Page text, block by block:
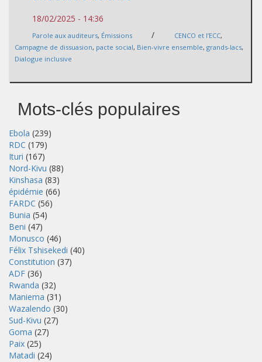
18/02/2025 - 14:36
Parole aux auditeurs, Émissions / CENCO et l’ECC,
Campagne de dissuasion, pacte social, Bien-vivre ensemble, grands-lacs,
Dialogue inclusive
Mots-clés populaires
Ebola (239)
RDC (179)
Ituri (167)
Nord-Kivu (88)
Kinshasa (83)
épidémie (66)
FARDC (56)
Bunia (54)
Beni (47)
Monusco (46)
Félix Tshisekedi (40)
Constitution (37)
ADF (36)
Rwanda (32)
Maniema (31)
Wazalendo (30)
Sud-Kivu (27)
Goma (27)
Paix (25)
Matadi (24)